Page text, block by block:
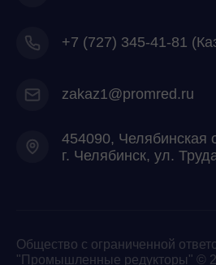
+7 (727) 345-41-81
zakaz1@promred.ru
454090, Челябинская
г. Челябинск, ул.
Общество с ограниченной
"Промышленные редукторы" ©